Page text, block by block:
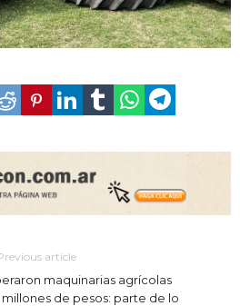
article
maquinarias agrícolas
de pesos: parte de lo